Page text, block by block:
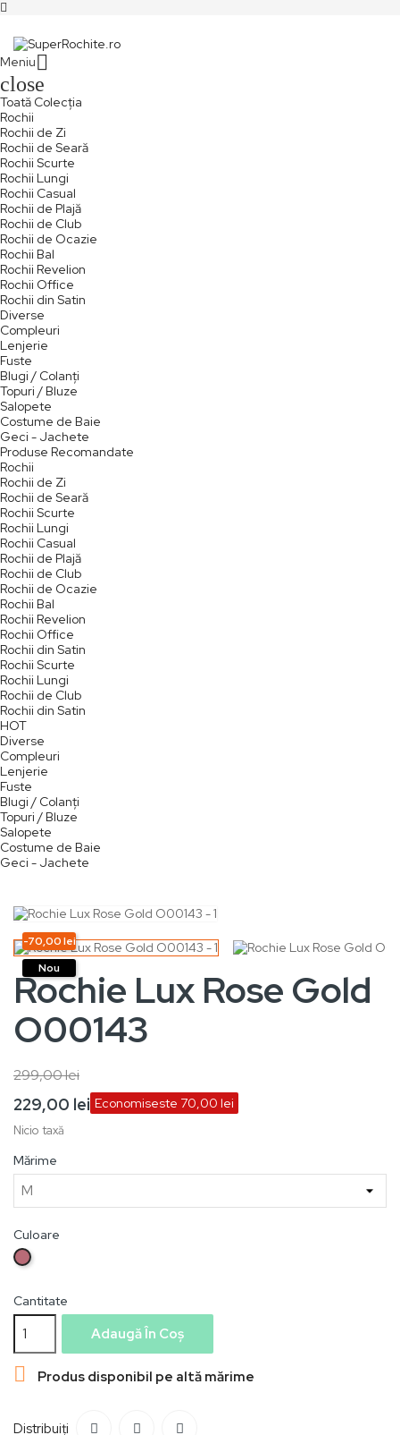
Meniu
close
Toată Colecția
Rochii
Rochii de Zi
Rochii de Seară
Rochii Scurte
Rochii Lungi
Rochii Casual
Rochii de Plajă
Rochii de Club
Rochii de Ocazie
Rochii Bal
Rochii Revelion
Rochii Office
Rochii din Satin
Diverse
Compleuri
Lenjerie
Fuste
Blugi / Colanți
Topuri / Bluze
Salopete
Costume de Baie
Geci - Jachete
Produse Recomandate
Rochii
Rochii de Zi
Rochii de Seară
Rochii Scurte
Rochii Lungi
Rochii Casual
Rochii de Plajă
Rochii de Club
Rochii de Ocazie
Rochii Bal
Rochii Revelion
Rochii Office
Rochii din Satin
Rochii Scurte
Rochii Lungi
Rochii de Club
Rochii din Satin
HOT
Diverse
Compleuri
Lenjerie
Fuste
Blugi / Colanți
Topuri / Bluze
Salopete
Costume de Baie
Geci - Jachete
-70,00 lei
Nou
Rochie Lux Rose Gold
O00143
299,00 lei
229,00 lei Economiseste 70,00 lei
Nicio taxă
Mărime
Culoare
Rose
Gold
Cantitate
Adaugă În Coș
 Produs disponibil pe altă mărime
Distribuiți